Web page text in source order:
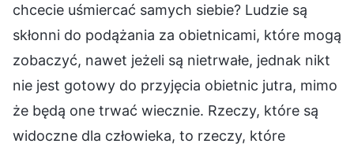
chcecie uśmiercać samych siebie? Ludzie są
skłonni do podążania za obietnicami, które mogą
zobaczyć, nawet jeżeli są nietrwałe, jednak nikt
nie jest gotowy do przyjęcia obietnic jutra, mimo
że będą one trwać wiecznie. Rzeczy, które są
widoczne dla człowieka, to rzeczy, które